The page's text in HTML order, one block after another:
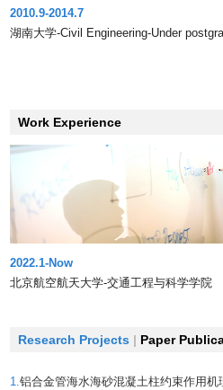
2010.9-2014.7
湖南大学-Civil Engineering-Under
Work Experience
2022.1-Now
北京航空航天大学-交通工程与科学学院
Research Projects | Paper
1.铝合金管海水海砂混凝土柱约束作用